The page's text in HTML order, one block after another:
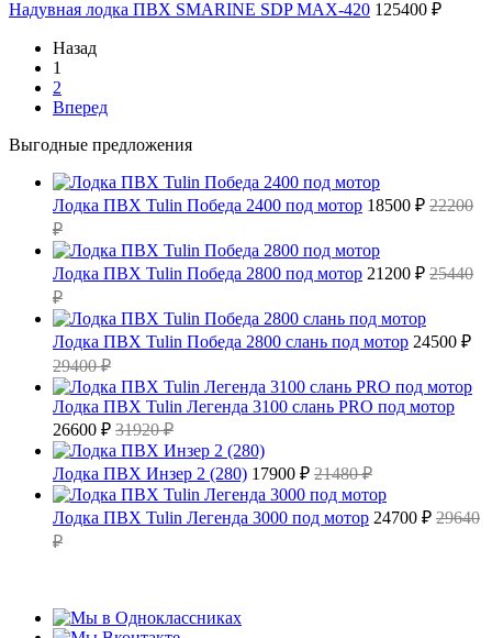
Надувная лодка ПВХ SMARINE SDP MAX-420 125400 ₽
Назад
1
2
Вперед
Выгодные предложения
Лодка ПВХ Tulin Победа 2400 под мотор 18500 ₽ 22200
₽
Лодка ПВХ Tulin Победа 2800 под мотор 21200 ₽ 25440
₽
Лодка ПВХ Tulin Победа 2800 слань под мотор 24500 ₽
29400 ₽
Лодка ПВХ Tulin Легенда 3100 слань PRO под мотор
26600 ₽ 31920 ₽
Лодка ПВХ Инзер 2 (280) 17900 ₽ 21480 ₽
Лодка ПВХ Tulin Легенда 3000 под мотор 24700 ₽ 29640
₽